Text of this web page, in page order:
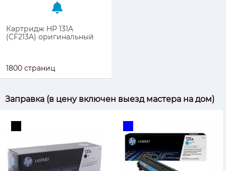
Картридж HP 131A
(CF213A) оригинальный
1800 страниц
Заправка (в цену включен выезд мастера на дом)